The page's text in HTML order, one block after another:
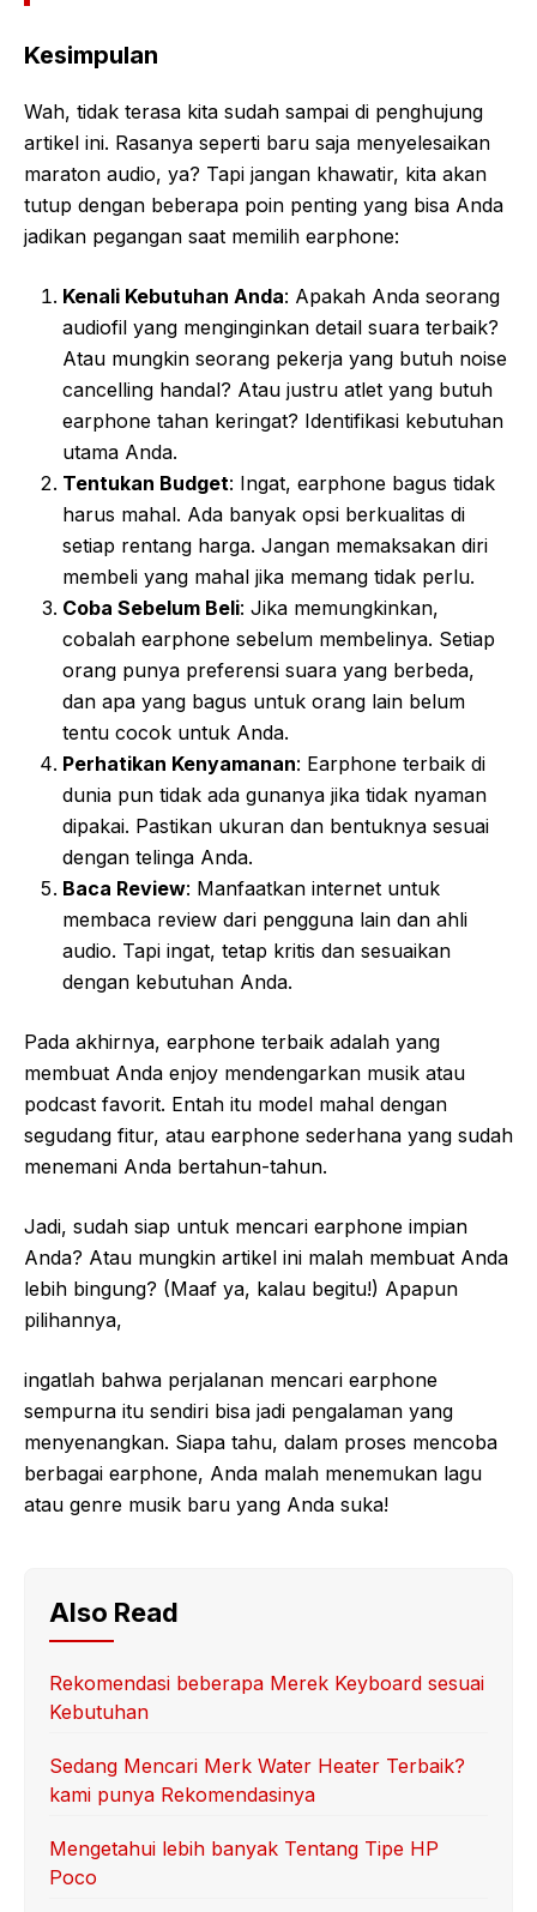
Kesimpulan
Wah, tidak terasa kita sudah sampai di penghujung
artikel ini. Rasanya seperti baru saja menyelesaikan
maraton audio, ya? Tapi jangan khawatir, kita akan
tutup dengan beberapa poin penting yang bisa Anda
jadikan pegangan saat memilih earphone:
Kenali Kebutuhan Anda: Apakah Anda seorang
audiofil yang menginginkan detail suara terbaik?
Atau mungkin seorang pekerja yang butuh noise
cancelling handal? Atau justru atlet yang butuh
earphone tahan keringat? Identifikasi kebutuhan
utama Anda.
Tentukan Budget: Ingat, earphone bagus tidak
harus mahal. Ada banyak opsi berkualitas di
setiap rentang harga. Jangan memaksakan diri
membeli yang mahal jika memang tidak perlu.
Coba Sebelum Beli: Jika memungkinkan,
cobalah earphone sebelum membelinya. Setiap
orang punya preferensi suara yang berbeda,
dan apa yang bagus untuk orang lain belum
tentu cocok untuk Anda.
Perhatikan Kenyamanan: Earphone terbaik di
dunia pun tidak ada gunanya jika tidak nyaman
dipakai. Pastikan ukuran dan bentuknya sesuai
dengan telinga Anda.
Baca Review: Manfaatkan internet untuk
membaca review dari pengguna lain dan ahli
audio. Tapi ingat, tetap kritis dan sesuaikan
dengan kebutuhan Anda.
Pada akhirnya, earphone terbaik adalah yang
membuat Anda enjoy mendengarkan musik atau
podcast favorit. Entah itu model mahal dengan
segudang fitur, atau earphone sederhana yang sudah
menemani Anda bertahun-tahun.
Jadi, sudah siap untuk mencari earphone impian
Anda? Atau mungkin artikel ini malah membuat Anda
lebih bingung? (Maaf ya, kalau begitu!) Apapun
pilihannya,
ingatlah bahwa perjalanan mencari earphone
sempurna itu sendiri bisa jadi pengalaman yang
menyenangkan. Siapa tahu, dalam proses mencoba
berbagai earphone, Anda malah menemukan lagu
atau genre musik baru yang Anda suka!
Also Read
Rekomendasi beberapa Merek Keyboard sesuai
Kebutuhan
Sedang Mencari Merk Water Heater Terbaik?
kami punya Rekomendasinya
Mengetahui lebih banyak Tentang Tipe HP
Poco